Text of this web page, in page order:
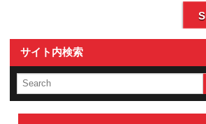
サイト内検索